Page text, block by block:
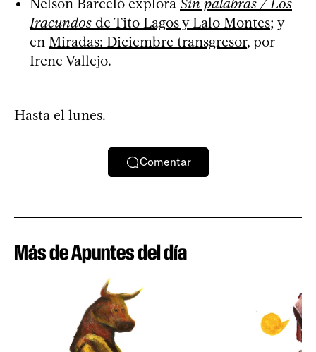
Nelson Barceló explora Sin palabras / Los
Iracundos de Tito Lagos y Lalo Montes; y
en Miradas: Diciembre transgresor, por
Irene Vallejo.
Hasta el lunes.
Comentar
Más de Apuntes del día